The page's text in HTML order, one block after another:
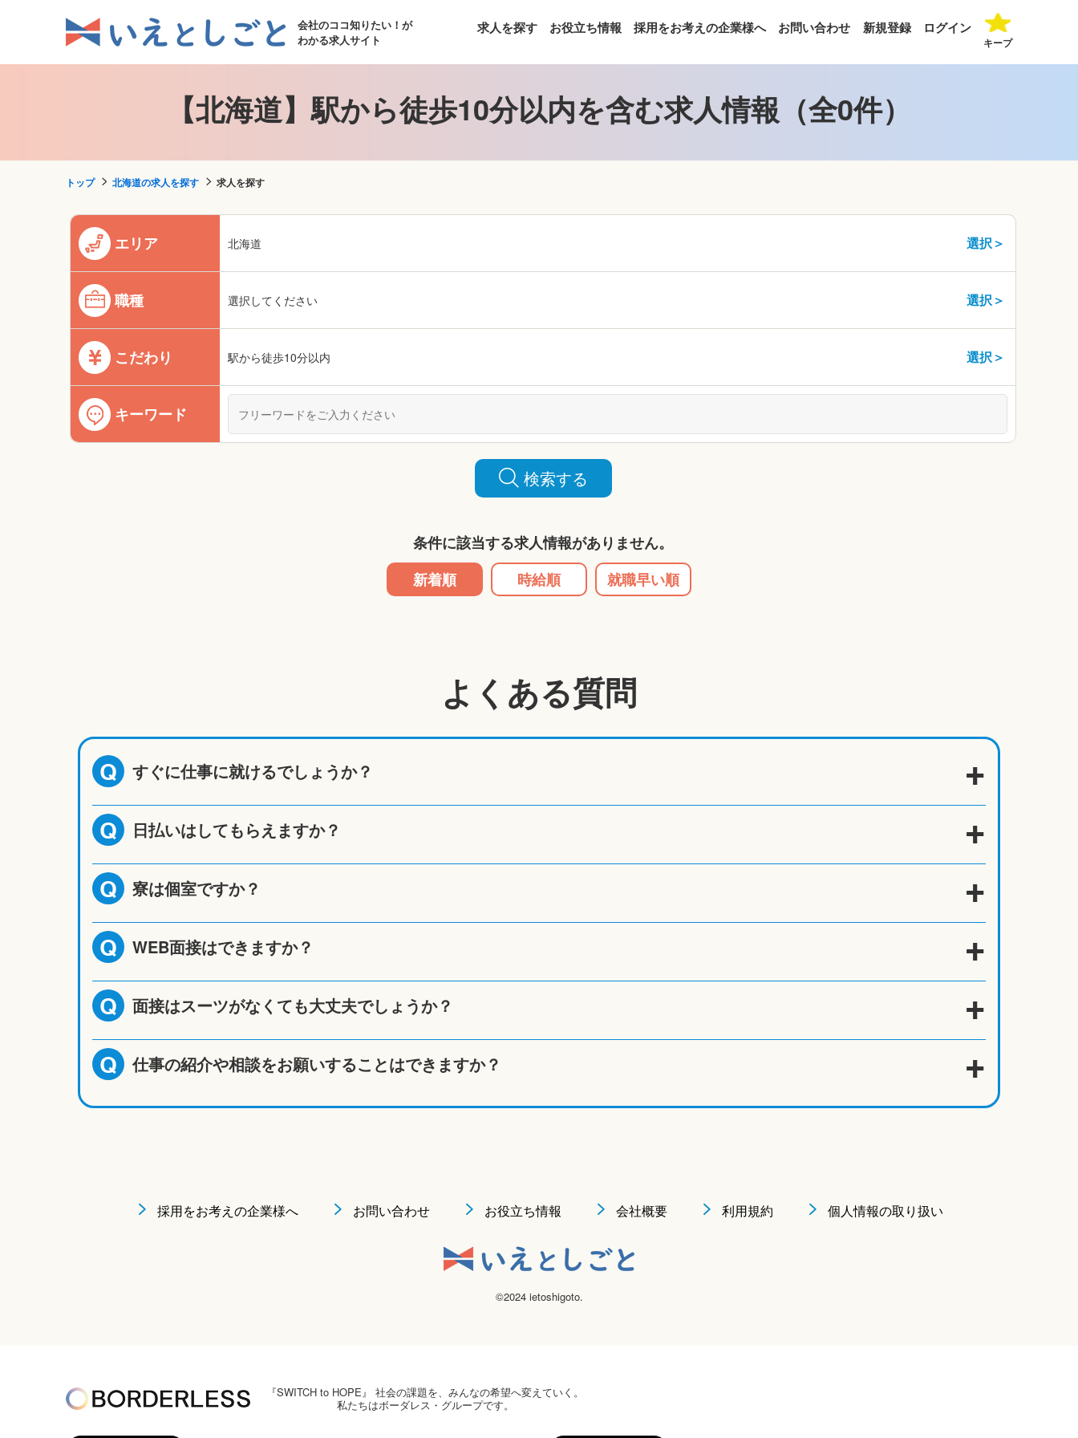
会社のココ知りたい！が
わかる求人サイト
求人を探す お役立ち情報 採用をお考えの企業様へ お問い合わせ 新規登録 ログイン
キープ
【北海道】駅から徒歩10分以内を含む求人情報（全0件）
トップ 北海道の求人を探す 求人を探す
エリア 北海道 選択＞
職種 選択してください 選択＞
こだわり 駅から徒歩10分以内 選択＞
キーワード
検索する
条件に該当する求人情報がありません。
新着順
時給順 就職早い順
よくある質問
Q すぐに仕事に就けるでしょうか？
Q 日払いはしてもらえますか？
Q 寮は個室ですか？
Q WEB面接はできますか？
Q 面接はスーツがなくても大丈夫でしょうか？
Q 仕事の紹介や相談をお願いすることはできますか？
採用をお考えの企業様へ お問い合わせ お役立ち情報 会社概要 利用規約 個人情報の取り扱い
©2024 ietoshigoto.
『SWITCH to HOPE』 社会の課題を、みんなの希望へ変えていく。
私たちはボーダレス・グループです。